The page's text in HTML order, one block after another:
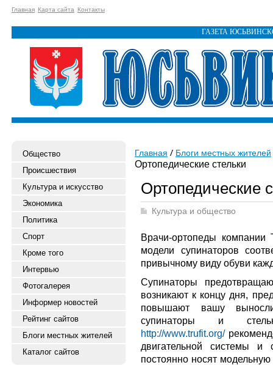
Главная Карта сайта Контакты
ГАЗЕТА
Общество
Происшествия
Культура и искусство
Экономика
Политика
Спорт
Кроме того
Интервью
Фотогалерея
Информер новостей
Рейтинг сайтов
Блоги местных жителей
Каталог сайтов
Главная Блоги местных жителей
Ортопедические стельки
Ортопедические
Культура и общество
Врачи-ортопеды
модели супинаторов
привычному виду обуви
Супинаторы
возникают к концу дня,
повышают вашу
супинаторы и
http://www.trufit.org/
двигательной системы
постоянно носят